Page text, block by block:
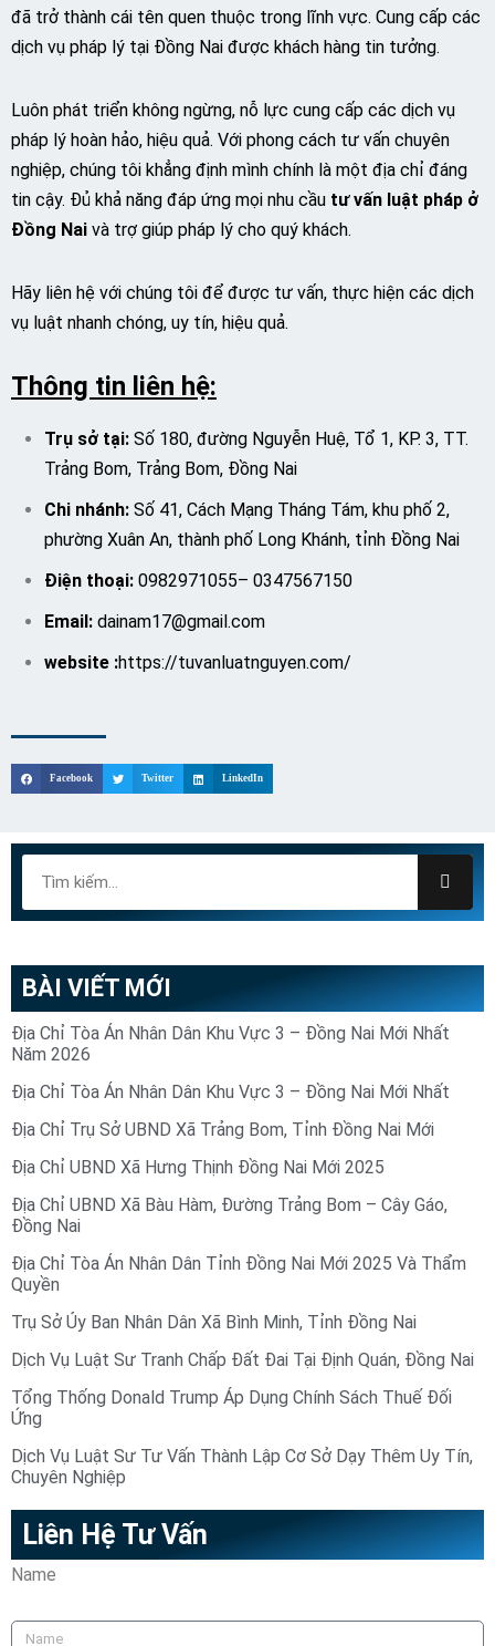
đã trở thành cái tên quen thuộc trong lĩnh vực. Cung cấp các
dịch vụ pháp lý tại Đồng Nai được khách hàng tin tưởng.
Luôn phát triển không ngừng, nỗ lực cung cấp các dịch vụ
pháp lý hoàn hảo, hiệu quả. Với phong cách tư vấn chuyên
nghiệp, chúng tôi khẳng định mình chính là một địa chỉ đáng
tin cậy. Đủ khả năng đáp ứng mọi nhu cầu tư vấn luật pháp ở
Đồng Nai và trợ giúp pháp lý cho quý khách.
Hãy liên hệ với chúng tôi để được tư vấn, thực hiện các dịch
vụ luật nhanh chóng, uy tín, hiệu quả.
Thông tin liên hệ:
Trụ sở tại: Số 180, đường Nguyễn Huệ, Tổ 1, KP. 3, TT.
Trảng Bom, Trảng Bom, Đồng Nai
Chi nhánh: Số 41, Cách Mạng Tháng Tám, khu phố 2,
phường Xuân An, thành phố Long Khánh, tỉnh Đồng Nai
Điện thoại: 0982971055– 0347567150
Email: dainam17@gmail.com
website :https://tuvanluatnguyen.com/
Facebook Twitter LinkedIn
BÀI VIẾT MỚI
Địa Chỉ Tòa Án Nhân Dân Khu Vực 3 – Đồng Nai Mới Nhất
Năm 2026
Địa Chỉ Tòa Án Nhân Dân Khu Vực 3 – Đồng Nai Mới Nhất
Địa Chỉ Trụ Sở UBND Xã Trảng Bom, Tỉnh Đồng Nai Mới
Địa Chỉ UBND Xã Hưng Thịnh Đồng Nai Mới 2025
Địa Chỉ UBND Xã Bàu Hàm, Đường Trảng Bom – Cây Gáo,
Đồng Nai
Địa Chỉ Tòa Án Nhân Dân Tỉnh Đồng Nai Mới 2025 Và Thẩm
Quyền
Trụ Sở Ủy Ban Nhân Dân Xã Bình Minh, Tỉnh Đồng Nai
Dịch Vụ Luật Sư Tranh Chấp Đất Đai Tại Định Quán, Đồng Nai
Tổng Thống Donald Trump Áp Dụng Chính Sách Thuế Đối
Ứng
Dịch Vụ Luật Sư Tư Vấn Thành Lập Cơ Sở Dạy Thêm Uy Tín,
Chuyên Nghiệp
Liên Hệ Tư Vấn
Name